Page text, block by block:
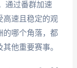
通过番群加速
高速且稳定的观
的哪个角落，都
他重要赛事。